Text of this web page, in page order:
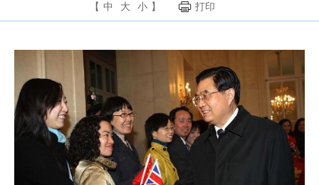
【 中 大 小 】 打印